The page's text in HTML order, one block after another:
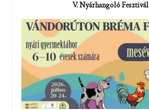
V. Nyárhangoló Fesztivál